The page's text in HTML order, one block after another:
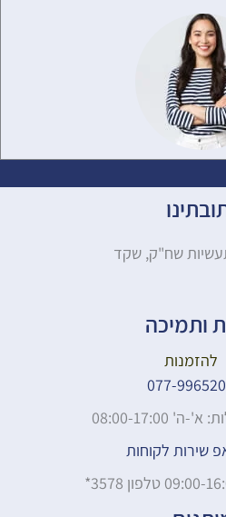
שח"ק, שקד
ותמיכה
להזמנות
077-
08:00-17:00
שירות לקוחות